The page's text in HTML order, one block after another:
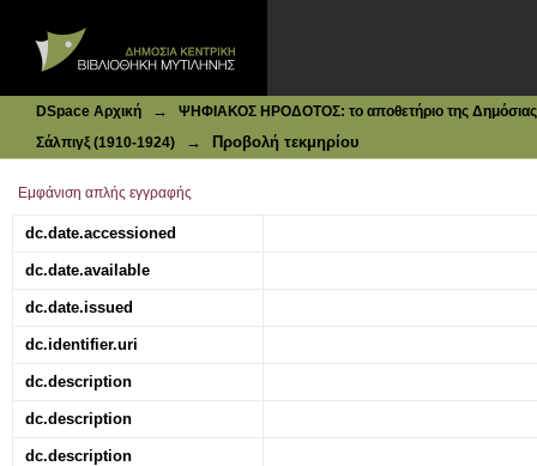
DSpace Αρχική →
ΨΗΦΙΑΚΟΣ ΗΡΟΔΟΤΟΣ: το αποθετήριο της Δημόσιας
Σάλπιγξ (1910-1924)
→ Προβολή τεκμηρίου
Εμφάνιση απλής εγγραφής
dc.date.accessioned
dc.date.available
dc.date.issued
dc.identifier.uri
dc.description
dc.description
dc.description